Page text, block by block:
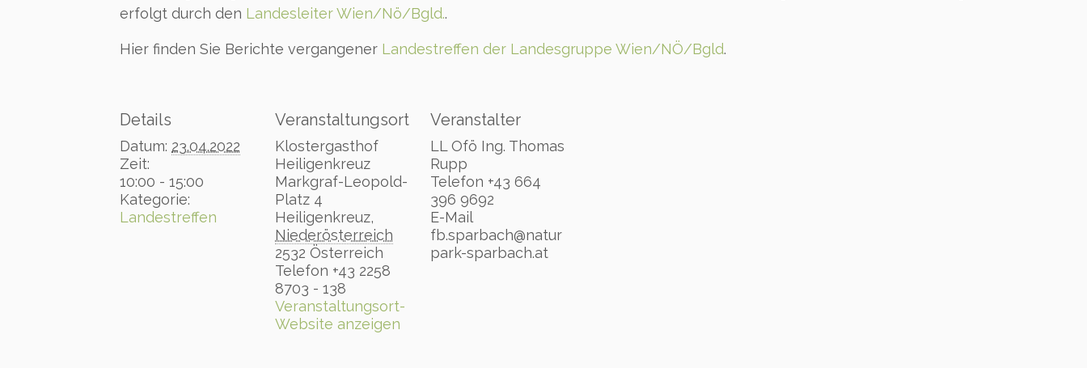
erfolgt durch den Landesleiter Wien/Nö/Bgld..
Hier finden Sie Berichte vergangener Landestreffen der Landesgruppe Wien/NÖ/Bgld.
Details
Datum: 23.04.2022
Zeit:
10:00 - 15:00
Kategorie:
Landestreffen
Veranstaltungsort
Klostergasthof
Heiligenkreuz
Markgraf-Leopold-
Platz 4
Heiligenkreuz,
Niederösterreich
2532 Österreich
Telefon +43 2258
8703 - 138
Veranstaltungsort-
Website anzeigen
Veranstalter
LL Ofö Ing. Thomas
Rupp
Telefon +43 664
396 9692
E-Mail
fb.sparbach@natur
park-sparbach.at